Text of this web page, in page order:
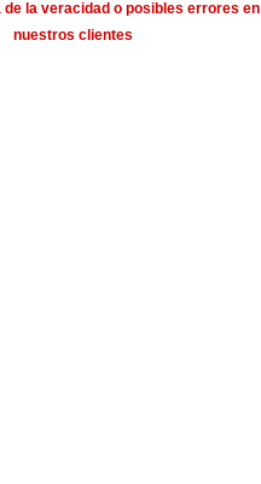
la veracidad o posibles errores
nuestros clientes